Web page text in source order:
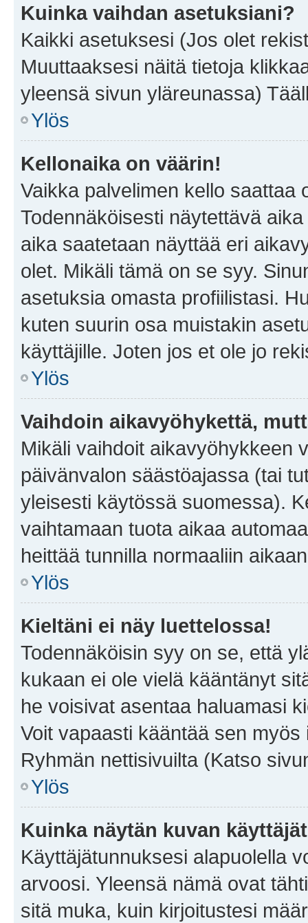
Kuinka vaihdan asetuksiani?
Kaikki asetuksesi (Jos olet
Muuttaaksesi näitä tietoja
yleensä sivun yläreunassa)
Ylös
Kellonaika on väärin!
Vaikka palvelimen kello saattaa
Todennäköisesti näytettävä
aika saatetaan näyttää eri
olet. Mikäli tämä on se syy.
asetuksia omasta profiilistasi.
kuten suurin osa muistakin
käyttäjille. Joten jos et ole jo
Ylös
Vaihdoin aikavyöhykettä,
Mikäli vaihdoit aikavyöhykkeen
päivänvalon säästöajassa (tai
yleisesti käytössä suomessa).
vaihtamaan tuota aikaa
heittää tunnilla normaaliin
Ylös
Kieltäni ei näy luettelossa!
Todennäköisin syy on se, että
kukaan ei ole vielä kääntänyt
he voisivat asentaa haluamasi
Voit vapaasti kääntää sen
Ryhmän nettisivuilta (Katso
Ylös
Kuinka näytän kuvan
Käyttäjätunnuksesi alapuolella
arvoosi. Yleensä nämä ovat
sitä muka, kuin kirjoitustesi